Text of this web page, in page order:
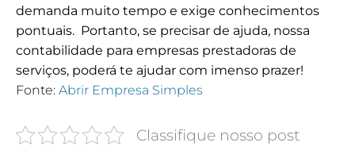
demanda muito tempo e exige conhecimentos
pontuais. Portanto, se precisar de ajuda, nossa
contabilidade para empresas prestadoras de
serviços, poderá te ajudar com imenso prazer!
Fonte: Abrir Empresa Simples
Classifique nosso post